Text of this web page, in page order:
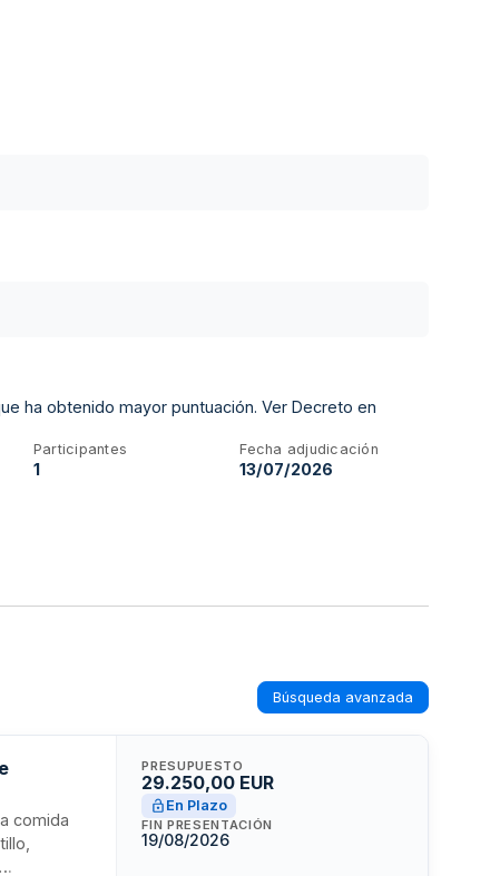
ha obtenido mayor puntuación. Ver Decreto en
Participantes
1
Fecha adjudicación
13/07/2026
Búsqueda avanzada
comida
PRESUPUESTO
29.250,00 EUR
En Plazo
FIN PRESENTACIÓN
19/08/2026